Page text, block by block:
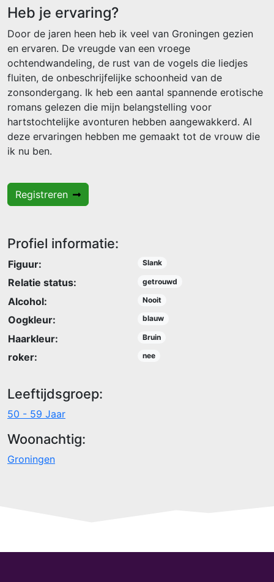
Heb je ervaring?
Door de jaren heen heb ik veel van Groningen gezien
en ervaren. De vreugde van een vroege
ochtendwandeling, de rust van de vogels die liedjes
fluiten, de onbeschrijfelijke schoonheid van de
zonsondergang. Ik heb een aantal spannende erotische
romans gelezen die mijn belangstelling voor
hartstochtelijke avonturen hebben aangewakkerd. Al
deze ervaringen hebben me gemaakt tot de vrouw die
ik nu ben.
Registreren
Profiel informatie:
Figuur: Slank
Relatie status: getrouwd
Alcohol: Nooit
Oogkleur: blauw
Haarkleur: Bruin
roker: nee
Leeftijdsgroep:
50 - 59 Jaar
Woonachtig:
Groningen